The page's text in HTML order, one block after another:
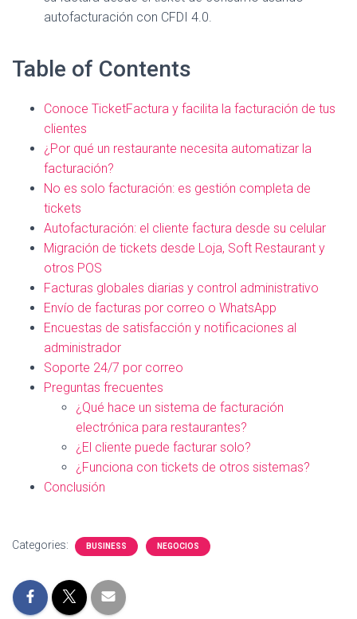
autofacturación con CFDI 4.0.
Table of Contents
Conoce TicketFactura y facilita la facturación de tus
clientes
¿Por qué un restaurante necesita automatizar la
facturación?
No es solo facturación: es gestión completa de
tickets
Autofacturación: el cliente factura desde su celular
Migración de tickets desde Loja, Soft Restaurant y
otros POS
Facturas globales diarias y control administrativo
Envío de facturas por correo o WhatsApp
Encuestas de satisfacción y notificaciones al
administrador
Soporte 24/7 por correo
Preguntas frecuentes
¿Qué hace un sistema de facturación
electrónica para restaurantes?
¿El cliente puede facturar solo?
¿Funciona con tickets de otros sistemas?
Conclusión
Categories: BUSINESS NEGOCIOS